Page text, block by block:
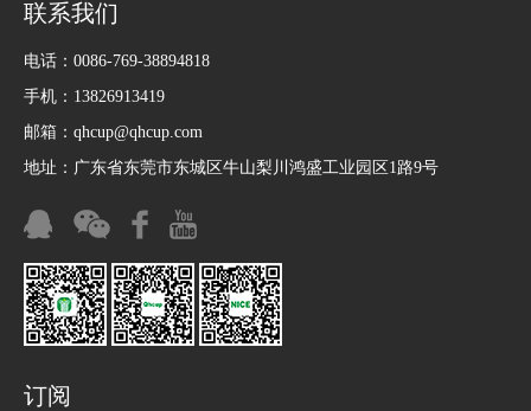
联系我们
电话：0086-769-38894818
手机：13826913419
邮箱：qhcup@qhcup.com
地址：广东省东莞市东城区牛山梨川鸿盛工业园区1路9号
订阅